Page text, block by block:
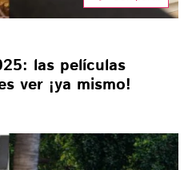
las películas
ver ¡ya mismo!